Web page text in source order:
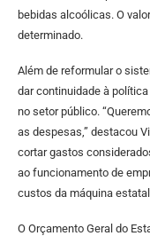
bebidas alcoólicas. O
determinado.
Além de reformular o
dar continuidade à
no setor público.
as despesas,” destacou
cortar gastos
ao funcionamento de
custos da máquina
O Orçamento Geral do